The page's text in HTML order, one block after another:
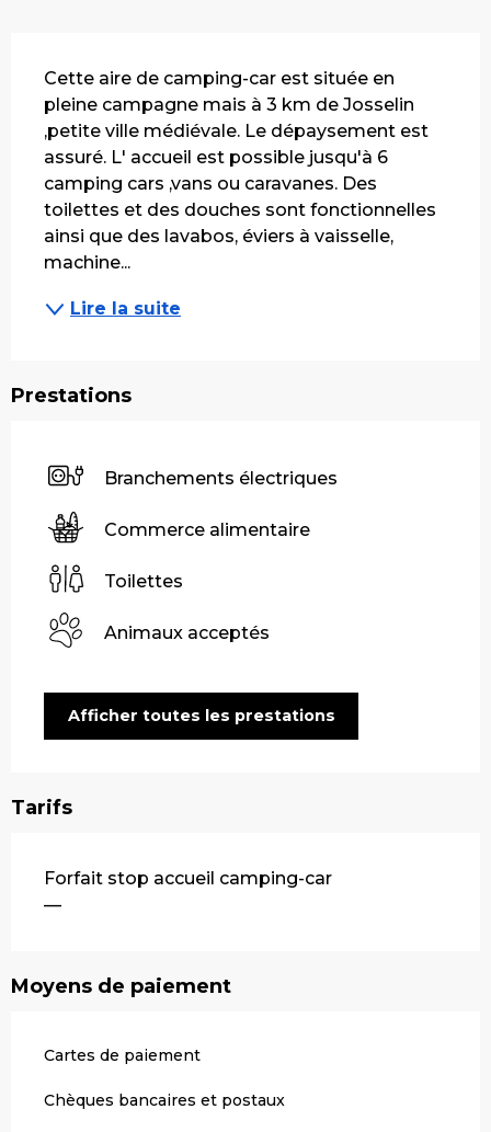
Cette aire de camping-car est située en
pleine campagne mais à 3 km de Josselin
,petite ville médiévale. Le dépaysement est
assuré. L' accueil est possible jusqu'à 6
camping cars ,vans ou caravanes. Des
toilettes et des douches sont fonctionnelles
ainsi que des lavabos, éviers à vaisselle,
machine...
Lire la suite
Prestations
Branchements électriques
Commerce alimentaire
Toilettes
Animaux acceptés
Afficher toutes les prestations
Tarifs
Tarifs 2026
Forfait stop accueil camping-car
—
Moyens de paiement
Cartes de paiement
Chèques bancaires et postaux